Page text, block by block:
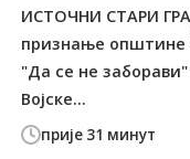
прије 31 минут
ИСТОЧНИ СТАРИ
признање општине
"Да се не
Војске...